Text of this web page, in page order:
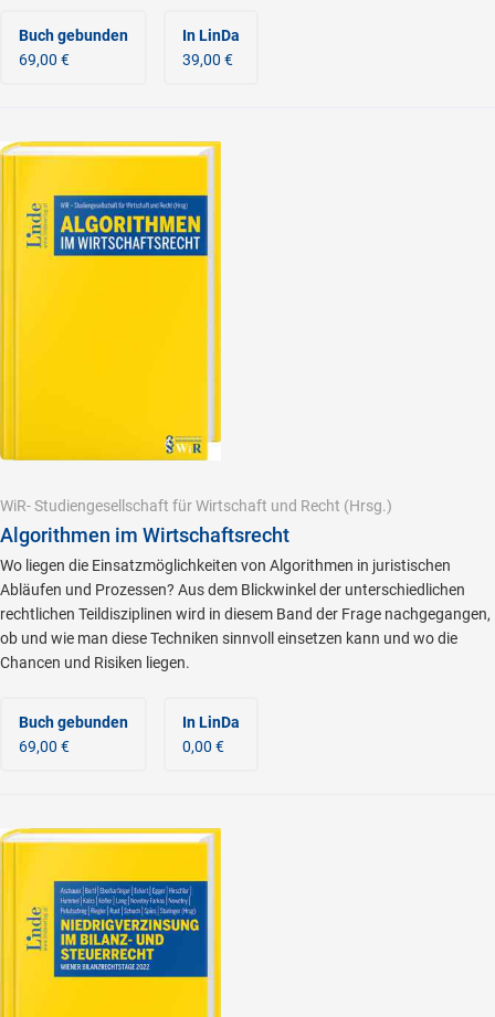
Buch gebunden
69,00 €
In LinDa
39,00 €
WiR- Studiengesellschaft für Wirtschaft und Recht (Hrsg.)
Algorithmen im Wirtschaftsrecht
Wo liegen die Einsatzmöglichkeiten von Algorithmen in juristischen
Abläufen und Prozessen? Aus dem Blickwinkel der unterschiedlichen
rechtlichen Teildisziplinen wird in diesem Band der Frage nachgegangen,
ob und wie man diese Techniken sinnvoll einsetzen kann und wo die
Chancen und Risiken liegen.
Buch gebunden
69,00 €
In LinDa
0,00 €